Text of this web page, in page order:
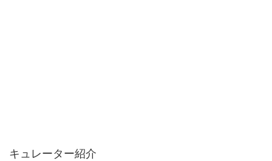
キュレーター紹介